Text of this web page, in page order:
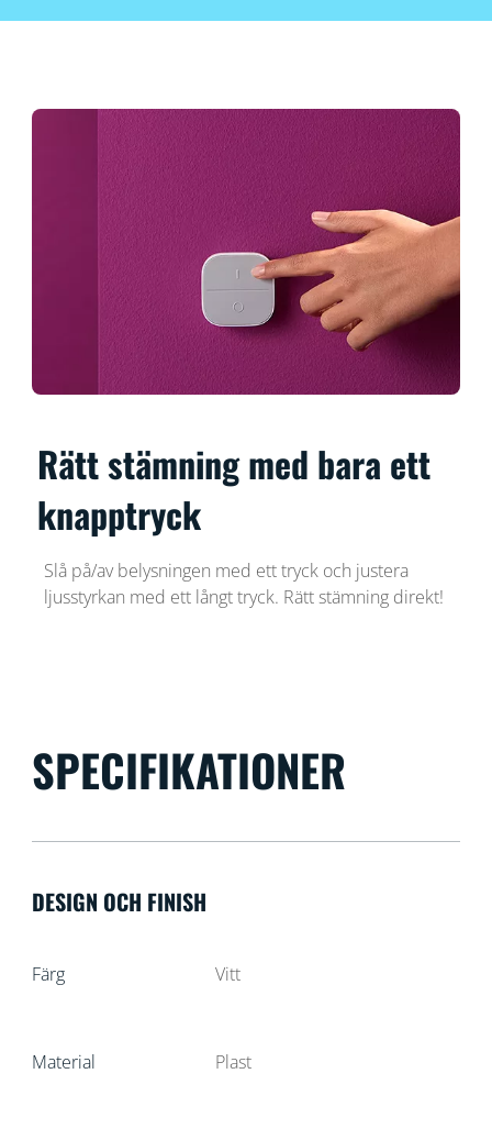
Rätt stämning med bara ett
knapptryck
Slå på/av belysningen med ett tryck och justera
ljusstyrkan med ett långt tryck. Rätt stämning direkt!
SPECIFIKATIONER
DESIGN OCH FINISH
Färg Vitt
Material Plast